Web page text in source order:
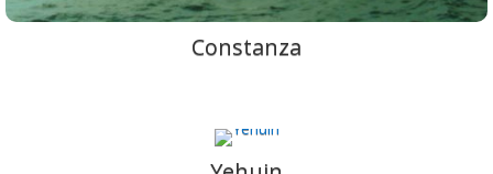
Constanza